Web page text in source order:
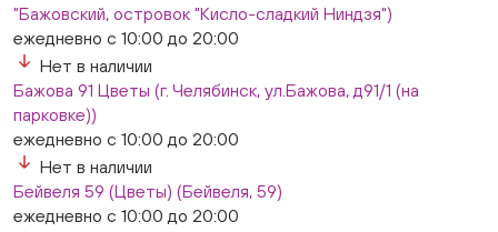
"Бажовский, островок "Кисло-сладкий Ниндзя")
ежедневно с 10:00 до 20:00
Нет в наличии
Бажова 91 Цветы (г. Челябинск, ул.Бажова, д91/1 (на
парковке))
ежедневно с 10:00 до 20:00
Нет в наличии
Бейвеля 59 (Цветы) (Бейвеля, 59)
ежедневно с 10:00 до 20:00